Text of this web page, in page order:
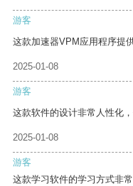
游客
这款加速器VPM应用程序提
2025-01-08
游客
这款软件的设计非常人性化
2025-01-08
游客
这款学习软件的学习方式非